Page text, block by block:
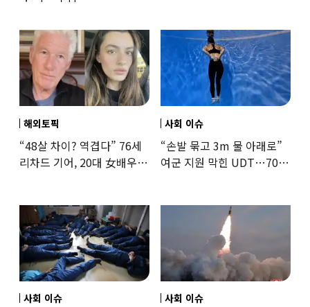
해외토픽
“48살 차이? 역겹다” 76세
리차드 기어, 20대 女배우와
사회 이슈
“손발 묶고 3m 물 아래로”
여군 지원 막힌 UDT…707
사회 이슈 사회 이슈